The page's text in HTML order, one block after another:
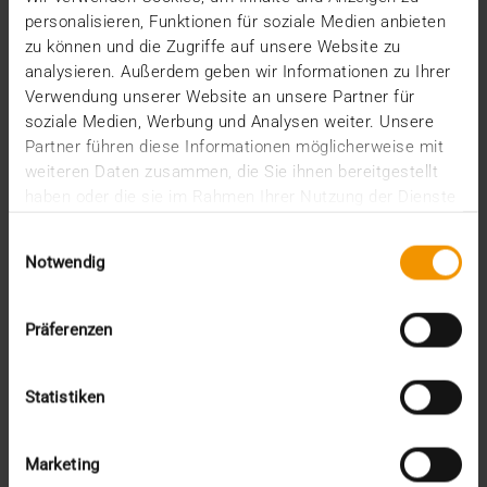
personalisieren, Funktionen für soziale Medien anbieten
zu können und die Zugriffe auf unsere Website zu
analysieren. Außerdem geben wir Informationen zu Ihrer
Verwendung unserer Website an unsere Partner für
soziale Medien, Werbung und Analysen weiter. Unsere
Partner führen diese Informationen möglicherweise mit
weiteren Daten zusammen, die Sie ihnen bereitgestellt
Notwendig
Präferenzen
Statistiken
Marketing
VISUS HEALTH IT
MEHR ERFAHREN